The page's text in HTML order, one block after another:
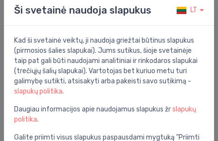
Serija: grohtherm
Specifikacija
Produkto kodas: 34565002
Prekės ženklas:
Ši svetainė naudoja slapukus LT
Kad ši svetainė veiktų, ji naudoja griežtai būtinus slapukus
(pirmosios šalies slapukai). Jums sutikus, šioje svetainėje
taip pat gali būti naudojami analitiniai ir rinkodaros slapukai
(trečiųjų šalių slapukai). Vartotojas bet kuriuo metu turi
galimybę sutikti, atsisakyti arba pakeisti savo sutikimą -
slapukų politika.
Daugiau informacijos apie naudojamus slapukus žrslapukų
politika.
Galite priimti visus slapukus paspausdami mygtuką "Priimti